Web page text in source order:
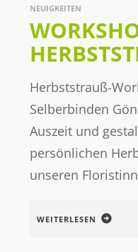
NEUIGKEITEN
Herbststrauß-
Selberbinden
Auszeit und
persönlichen
unseren
WEITERLESEN